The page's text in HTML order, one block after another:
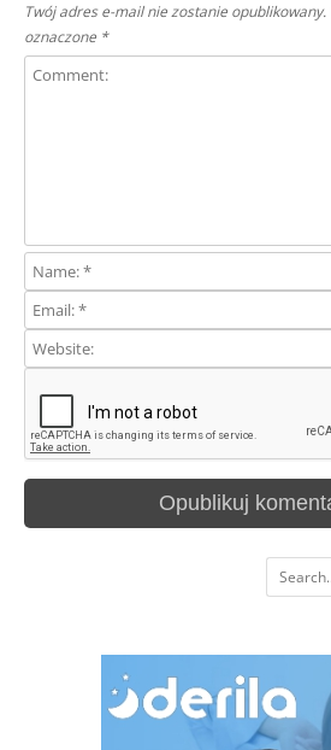
Twój adres e-mail nie zostanie opublikowany.
oznaczone *
Search